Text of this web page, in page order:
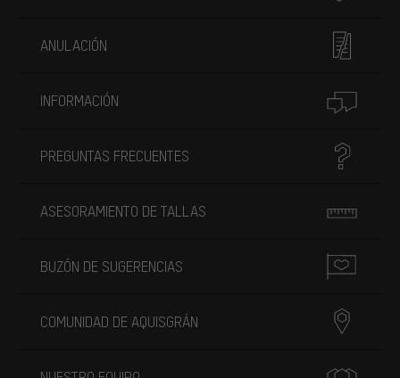
ANULACIÓN
INFORMACIÓN
PREGUNTAS FRECUENTES
ASESORAMIENTO DE TALLAS
BUZÓN DE SUGERENCIAS
COMUNIDAD DE AQUISGRÁN